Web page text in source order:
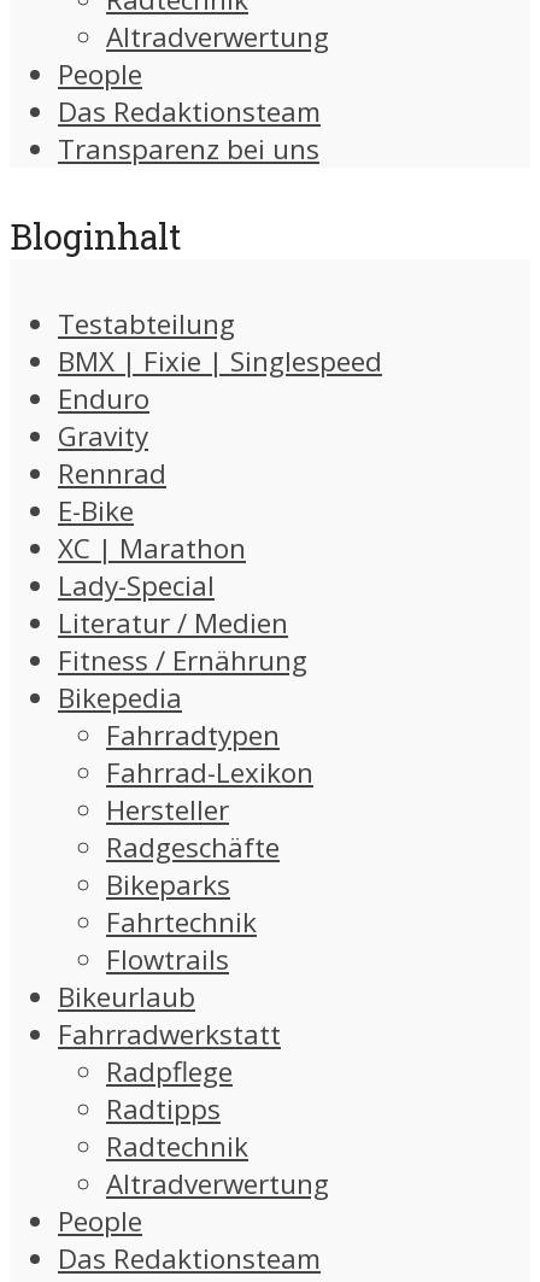
Altradverwertung
People
Das Redaktionsteam
Transparenz bei uns
Bloginhalt
Testabteilung
BMX | Fixie | Singlespeed
Enduro
Gravity
Rennrad
E-Bike
XC | Marathon
Lady-Special
Literatur / Medien
Fitness / Ernährung
Bikepedia
Fahrradtypen
Fahrrad-Lexikon
Hersteller
Radgeschäfte
Bikeparks
Fahrtechnik
Flowtrails
Bikeurlaub
Fahrradwerkstatt
Radpflege
Radtipps
Radtechnik
Altradverwertung
People
Das Redaktionsteam